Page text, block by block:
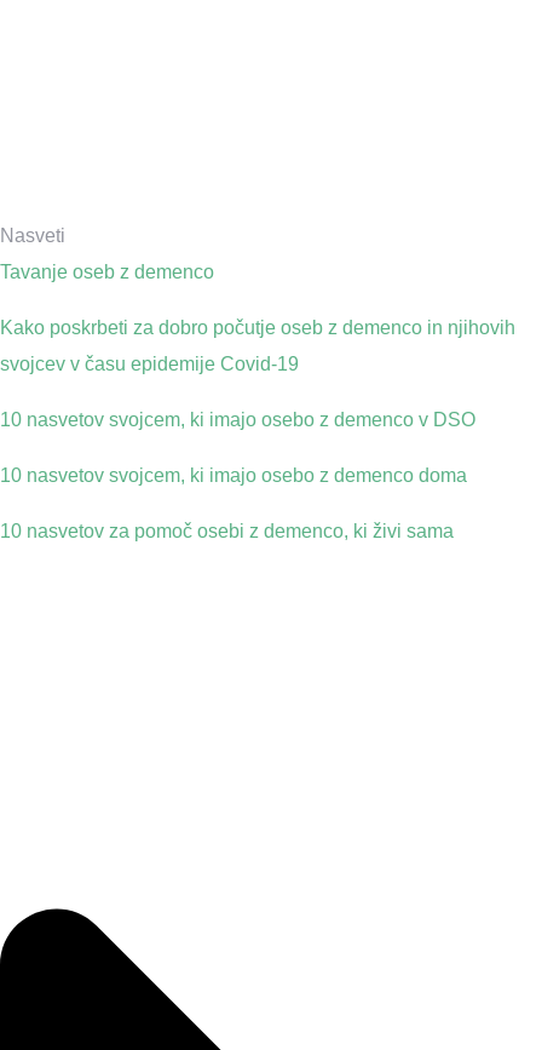
Nasveti
Tavanje oseb z demenco
Kako poskrbeti za dobro počutje oseb z demenco in njihovih
svojcev v času epidemije Covid-19
10 nasvetov svojcem, ki imajo osebo z demenco v DSO
10 nasvetov svojcem, ki imajo osebo z demenco doma
10 nasvetov za pomoč osebi z demenco, ki živi sama